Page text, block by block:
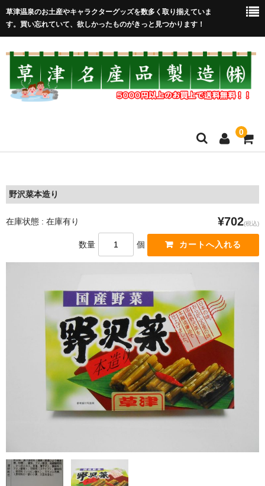
草津温泉のお土産やキャラクターグッズを数多く取り揃えていま
す。買い忘れていて、欲しかったものがきっと見つかります！
0
在庫処分セール
全取扱商品
新商品
MONDE SELECTION
ご当地シリーズ
キャラクター
スイーツ
野沢菜本造り
在庫状態 : 在庫有り ¥702(税込)
数量 個